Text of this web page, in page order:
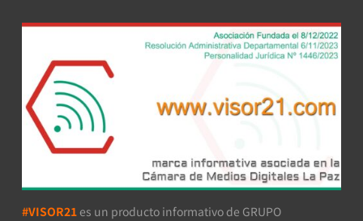
#VISOR21 es un producto informativo de GRUPO